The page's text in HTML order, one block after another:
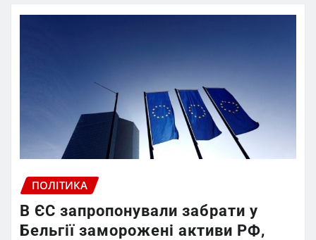
ПОЛІТИКА
В ЄС запропонували забрати у
Бельгії заморожені активи РФ,